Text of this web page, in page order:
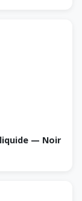
liquide — Noir